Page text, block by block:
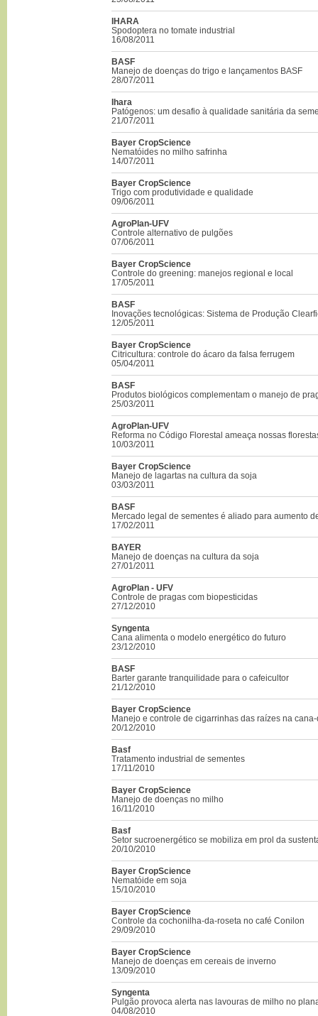
IHARA
Spodoptera no tomate industrial
16/08/2011
BASF
Manejo de doenças do trigo e lançamentos BASF
28/07/2011
Ihara
Patógenos: um desafio à qualidade sanitária da
21/07/2011
Bayer CropScience
Nematóides no milho safrinha
14/07/2011
Bayer CropScience
Trigo com produtividade e qualidade
09/06/2011
AgroPlan-UFV
Controle alternativo de pulgões
07/06/2011
Bayer CropScience
Controle do greening: manejos regional e local
17/05/2011
BASF
Inovações tecnológicas: Sistema de Produção
12/05/2011
Bayer CropScience
Citricultura: controle do ácaro da falsa ferrugem
05/04/2011
BASF
Produtos biológicos complementam o manejo de
25/03/2011
AgroPlan-UFV
Reforma no Código Florestal ameaça nossas
10/03/2011
Bayer CropScience
Manejo de lagartas na cultura da soja
03/03/2011
BASF
Mercado legal de sementes é aliado para aumento
17/02/2011
BAYER
Manejo de doenças na cultura da soja
27/01/2011
AgroPlan - UFV
Controle de pragas com biopesticidas
27/12/2010
Syngenta
Cana alimenta o modelo energético do futuro
23/12/2010
BASF
Barter garante tranquilidade para o cafeicultor
21/12/2010
Bayer CropScience
Manejo e controle de cigarrinhas das raízes na
20/12/2010
Basf
Tratamento industrial de sementes
17/11/2010
Bayer CropScience
Manejo de doenças no milho
16/11/2010
Basf
Setor sucroenergético se mobiliza em prol da
20/10/2010
Bayer CropScience
Nematóide em soja
15/10/2010
Bayer CropScience
Controle da cochonilha-da-roseta no café Conilon
29/09/2010
Bayer CropScience
Manejo de doenças em cereais de inverno
13/09/2010
Syngenta
Pulgão provoca alerta nas lavouras de milho no
04/08/2010